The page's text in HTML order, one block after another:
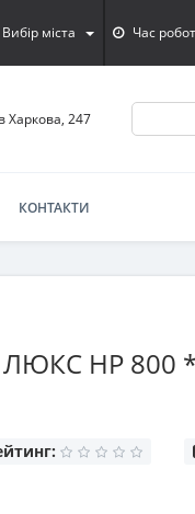
Вибір міста Час
Харкова, 247
КОНТАКТИ
HP 800 *